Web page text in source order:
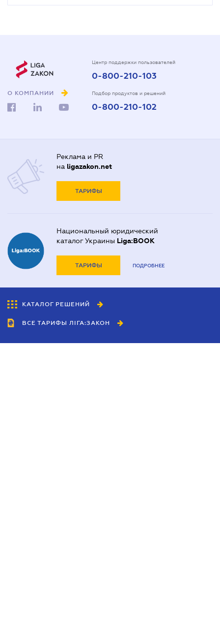
О КОМПАНИИ
Центр поддержки пользователей
0-800-210-103
Подбор продуктов и решений
0-800-210-102
Реклама и PR
на ligazakon.net
ТАРИФЫ
Национальный юридический
каталог Украины Liga:BOOK
ТАРИФЫ ПОДРОБНЕЕ
КАТАЛОГ РЕШЕНИЙ
ВСЕ ТАРИФЫ ЛІГА:ЗАКОН